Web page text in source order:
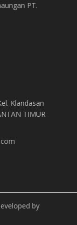
PT.
Klandasan
TIMUR
by